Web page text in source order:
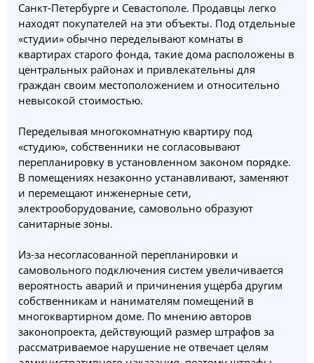
Санкт-Петербурге и Севастополе. Продавцы легко
находят покупателей на эти объекты. Под отдельные
«студии» обычно переделывают комнаты в
квартирах старого фонда, такие дома расположены в
центральных районах и привлекательны для
граждан своим местоположением и относительно
невысокой стоимостью.
Переделывая многокомнатную квартиру под
«студию», собственники не согласовывают
перепланировку в установленном законом порядке.
В помещениях незаконно устанавливают, заменяют
и перемещают инженерные сети,
электрооборудование, самовольно образуют
санитарные зоны.
Из-за несогласованной перепланировки и
самовольного подключения систем увеличивается
вероятность аварий и причинения ущерба другим
собственникам и нанимателям помещений в
многоквартирном доме. По мнению авторов
законопроекта, действующий размер штрафов за
рассматриваемое нарушение не отвечает целям